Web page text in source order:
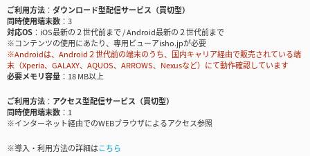
ご利用方法
ダウンロード型配信サービス（買切型）
同時使用端末数
3
対応OS
iOS最新の２世代前まで / Android最新の２世代前まで
※コンテンツの使用にあたり、専用ビューアisho.jpが必要
※Androidは、Android２世代前の端末のうち、国内キャリア経由で販売されている端
末（Xperia、GALAXY、AQUOS、ARROWS、Nexusなど）にて動作確認しています
必要メモリ容量
18 MB以上
ご利用方法
アクセス型配信サービス（買切型）
同時使用端末数
1
※インターネット経由でのWEBブラウザによるアクセス参照
※導入・利用方法の詳細はこちら